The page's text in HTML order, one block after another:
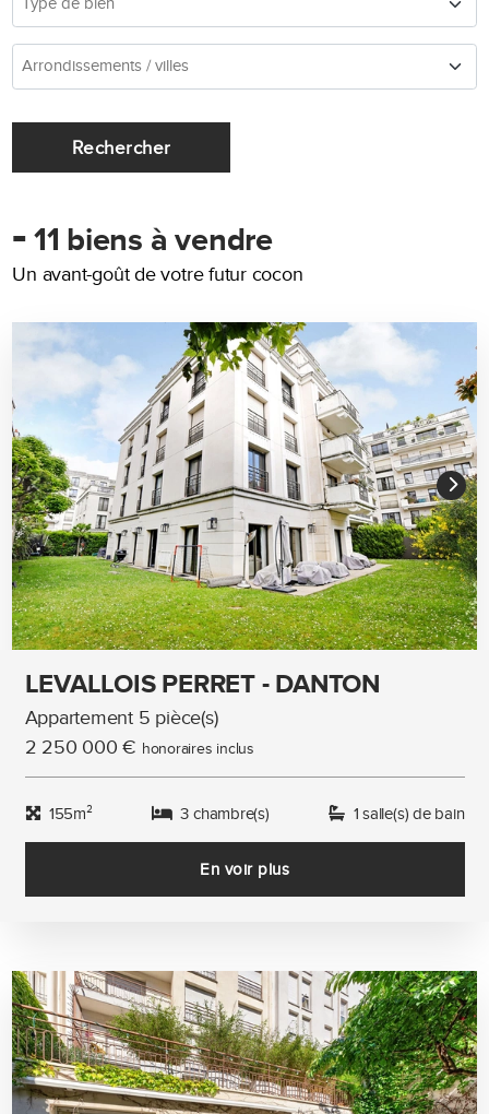
Rechercher
- 11 biens à vendre
Un avant-goût de votre futur cocon
LEVALLOIS PERRET - DANTON
Appartement 5 pièce(s)
2 250 000 € honoraires inclus
155m² 3 chambre(s) 1 salle(s) de bain
En voir plus